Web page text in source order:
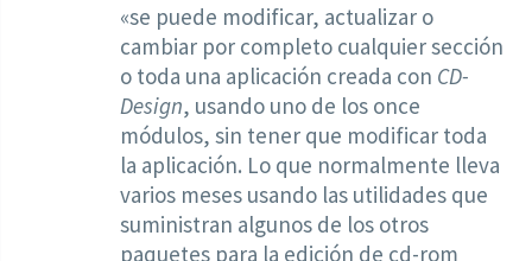
«se puede modificar, actualizar o
cambiar por completo cualquier sección
o toda una aplicación creada con CD-
Design, usando uno de los once
módulos, sin tener que modificar toda
la aplicación. Lo que normalmente lleva
varios meses usando las utilidades que
suministran algunos de los otros
paquetes para la edición de cd-rom